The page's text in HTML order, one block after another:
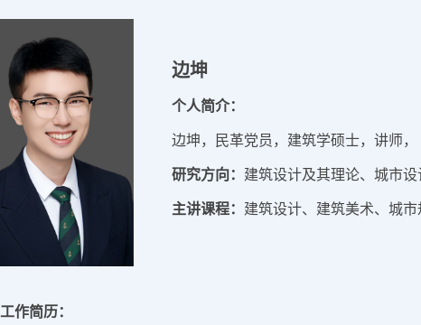
边坤
个人简介：
边坤，民革党员，建筑学硕士，讲师，
研究方向： 建筑设计及其理论、城市设
主讲课程： 建筑设计、建筑美术、城市
工作简历：